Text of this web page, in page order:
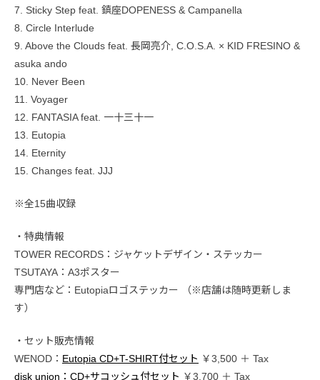
7. Sticky Step feat. 鎮座DOPENESS & Campanella
8. Circle Interlude
9. Above the Clouds feat. 長岡亮介, C.O.S.A. × KID FRESINO &
asuka ando
10. Never Been
11. Voyager
12. FANTASIA feat. 一十三十一
13. Eutopia
14. Eternity
15. Changes feat. JJJ
※全15曲収録
・特典情報
TOWER RECORDS：ジャケットデザイン・ステッカー
TSUTAYA：A3ポスター
専門店など：Eutopiaロゴステッカー （※店舗は随時更新しま
す）
・セット販売情報
WENOD： Eutopia CD+T-SHIRT付セット ￥3,500 ＋ Tax
disk union：CD+サコッシュ付セット ￥3,700 ＋ Tax